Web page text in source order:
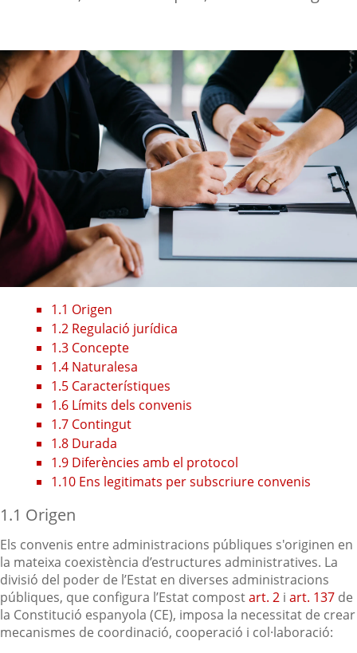
1.1 Origen
1.2 Regulació jurídica
1.3 Concepte
1.4 Naturalesa
1.5 Característiques
1.6 Límits dels convenis
1.7 Contingut
1.8 Durada
1.9 Diferències amb el protocol
1.10 Ens legitimats per subscriure convenis
1.1 Origen
Els convenis entre administracions públiques s'originen en
la mateixa coexistència d’estructures administratives. La
divisió del poder de l’Estat en diverses administracions
públiques, que configura l’Estat compostart. 2 i art. 137 de
la Constitució espanyola (CE), imposa la necessitat de crear
mecanismes de coordinació, cooperació i col·laboració: